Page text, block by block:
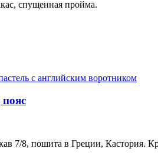
спущенная пройма.
7/8, пошита в Греции, Кастория.